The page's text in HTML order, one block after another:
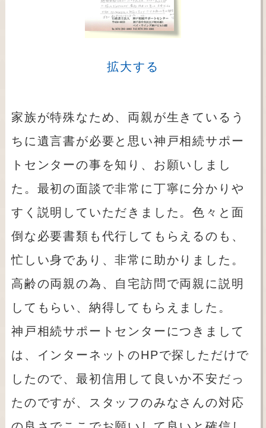
拡大する
家族が特殊なため、両親が生きているう
ちに遺言書が必要と思い神戸相続サポー
トセンターの事を知り、お願いしまし
た。最初の面談で非常に丁寧に分かりや
すく説明していただきました。色々と面
倒な必要書類も代行してもらえるのも、
忙しい身であり、非常に助かりました。
高齢の両親の為、自宅訪問で両親に説明
してもらい、納得してもらえました。
神戸相続サポートセンターにつきまして
は、インターネットのHPで探しただけで
したので、最初信用して良いか不安だっ
たのですが、スタッフのみなさんの対応